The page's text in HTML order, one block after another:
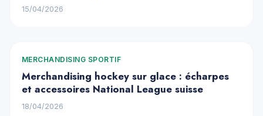
15/04/2026
MERCHANDISING SPORTIF
Merchandising hockey sur glace : écharpes
et accessoires National League suisse
18/04/2026